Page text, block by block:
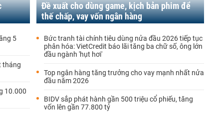
5
tháng
10.000
Đề xuất cho dùng game, kịch bản phim để
thế chấp, vay vốn ngân hàng
Bức tranh tài chính tiêu dùng nửa đầu 2026 tiếp tục
phân hóa: VietCredit báo lãi tăng ba chữ số, ông lớn
đầu ngành 'hụt hơi'
Top ngân hàng tăng trưởng cho vay mạnh nhất nửa
đầu năm 2026
BIDV sắp phát hành gần 500 triệu cổ phiếu, tăng
vốn lên gần 77.800 tỷ